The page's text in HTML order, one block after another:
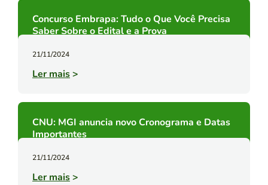
Concurso Embrapa: Tudo o Que Você Precisa
Saber Sobre o Edital e a Prova
21/11/2024
Ler mais>
CNU: MGI anuncia novo Cronograma e Datas
Importantes
21/11/2024
Ler mais>